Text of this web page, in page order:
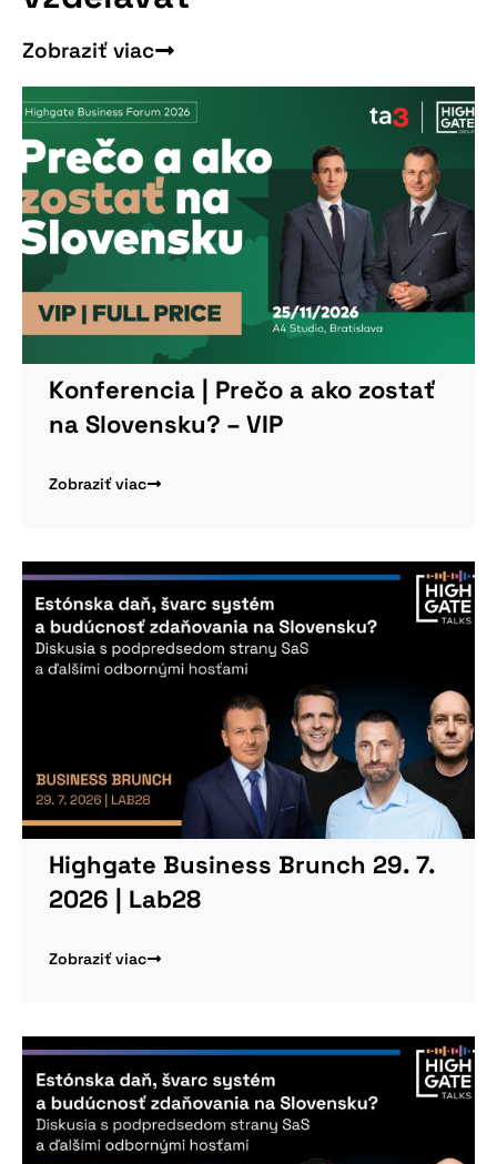
Zobraziť viac
Konferencia | Prečo a ako zostať
na Slovensku? – VIP
Zobraziť viac
Highgate Business Brunch 29. 7.
2026 | Lab28
Zobraziť viac
Viac informácií